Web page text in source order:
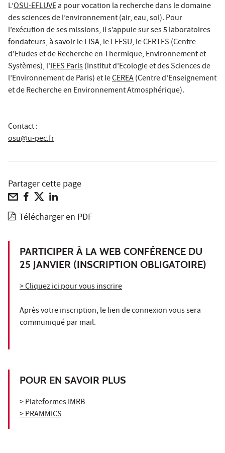
L’OSU-EFLUVEa pour vocation la recherche dans le domaine
des sciences de l’environnement (air, eau, sol). Pour
l’exécution de ses missions, il s’appuie sur ses 5 laboratoires
fondateurs, à savoir leLISA, leLEESU, leCERTES(Centre
d’Etudes et de Recherche en Thermique, Environnement et
Systèmes), l'IEES Paris(Institut d’Ecologie et des Sciences de
l’Environnement de Paris) et leCEREA(Centre d’Enseignement
et de Recherche en Environnement Atmosphérique).
Contact :
osu@u-pec.fr
Partager cette page
Télécharger en PDF
PARTICIPER À LA WEB CONFÉRENCE DU
25 JANVIER (INSCRIPTION OBLIGATOIRE)
> Cliquez ici pour vous inscrire
Après votre inscription, le lien de connexion vous sera
communiqué par mail.
POUR EN SAVOIR PLUS
> Plateformes IMRB
> PRAMMICS